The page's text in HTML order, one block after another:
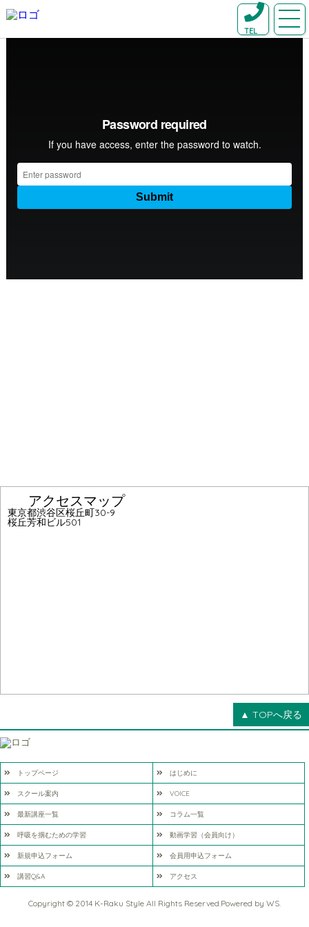
アクセスマップ
東京都渋谷区桜丘町30-9
桜丘芳和ビル501
▲ TOPへ戻る
トップページ はじめに
スクール案内 VOICE
最新講座一覧 コラム一覧
呼吸を掴むための学習 動画学習（会員向け）
新規申込フォーム 会員用申込フォーム
講習Q&A アクセス
Copyright © 2014 K-Raku Style All Rights Reserved.Powered by WS.